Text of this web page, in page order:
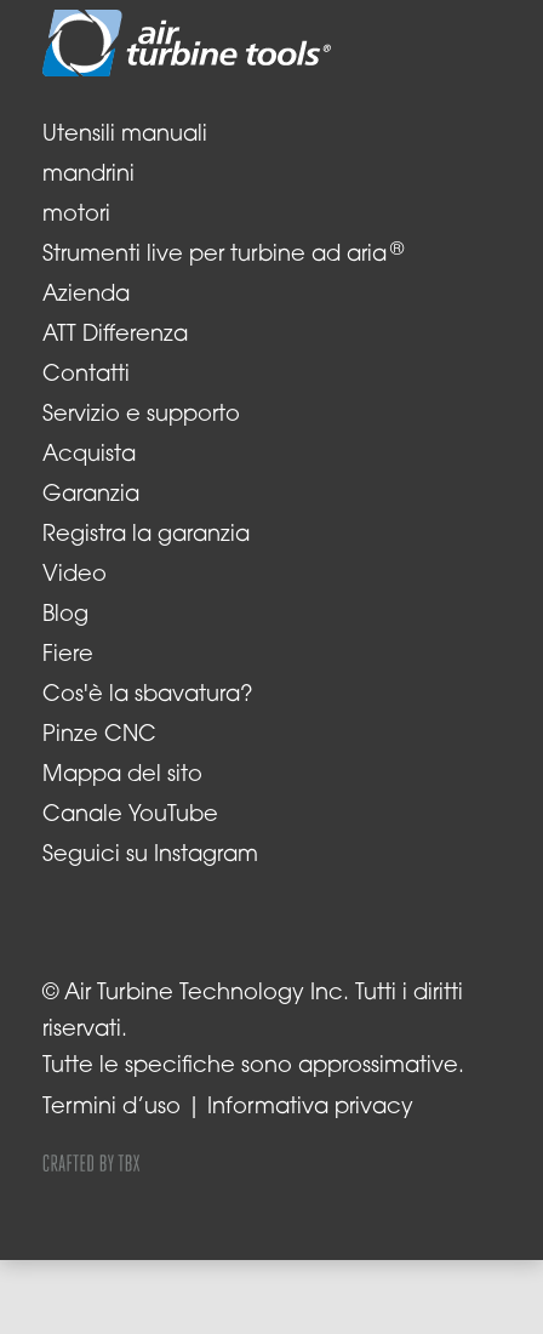
Utensili manuali
mandrini
motori
Strumenti live per turbine ad aria ®
Azienda
ATT Differenza
Contatti
Servizio e supporto
Acquista
Garanzia
Registra la garanzia
Video
Blog
Fiere
Cos'è la sbavatura?
Pinze CNC
Mappa del sito
Canale YouTube
Seguici su Instagram
© Air Turbine Technology Inc. Tutti i diritti
riservati.
Tutte le specifiche sono approssimative.
Termini d’uso
Informativa privacy